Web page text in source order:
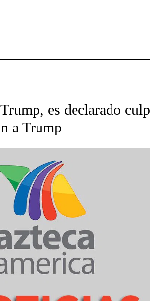
NOTIFICATIONS ABOUT NEW PAGES ON "NOTICIAS".
es declarado
a Trump